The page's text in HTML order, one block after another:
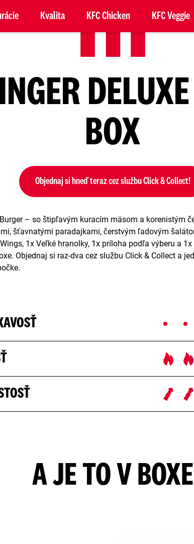
Kvalita KFC Chicken KFC Veggie
BOX
Objednaj si hneď teraz cez službu Click & Collect!
– so štipľavým kuracím mäsom a korenistým
šťavnatými paradajkami, čerstvým ľadovým
1x Veľké hranolky, 1x príloha podľa výberu a
Objednaj si raz-dva cez službu Click & Collect a
A JE TO V BOXE